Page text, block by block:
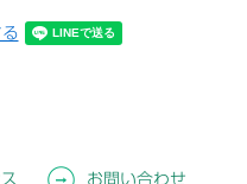
お問い合わせ